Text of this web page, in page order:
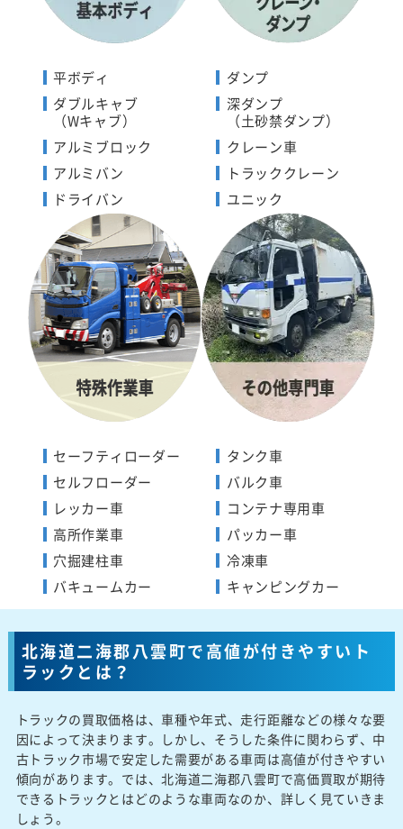
平ボディ
ダブルキャブ
（Wキャブ）
アルミブロック
アルミバン
ドライバン
ダンプ
深ダンプ
（土砂禁ダンプ）
クレーン車
トラッククレーン
ユニック
セーフティローダー
セルフローダー
レッカー車
高所作業車
穴掘建柱車
バキュームカー
タンク車
バルク車
コンテナ専用車
パッカー車
冷凍車
キャンピングカー
北海道二海郡八雲町で高値が付きやすいト
ラックとは？
トラックの買取価格は、車種や年式、走行距離などの様々な要
因によって決まります。しかし、そうした条件に関わらず、中
古トラック市場で安定した需要がある車両は高値が付きやすい
傾向があります。では、北海道二海郡八雲町で高価買取が期待
できるトラックとはどのような車両なのか、詳しく見ていきま
しょう。